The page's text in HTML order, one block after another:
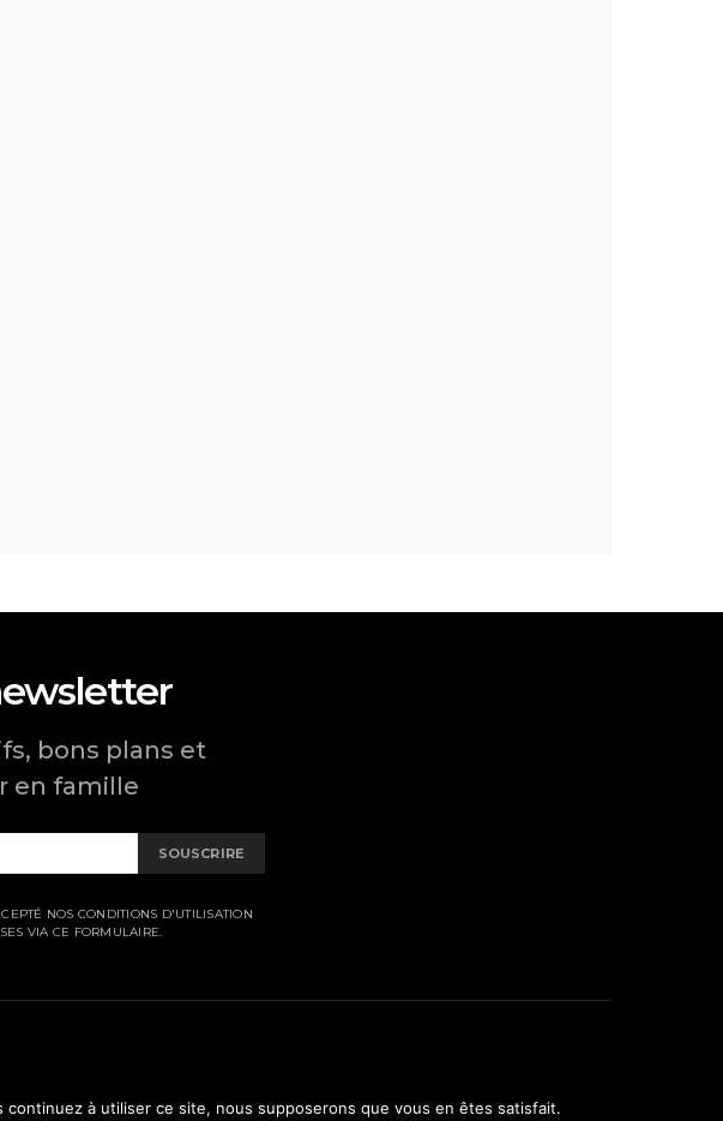
bons plans et
en famille
SOUSCRIRE
NOS CONDITIONS D'UTILISATION
VIA CE FORMULAIRE.
à utiliser ce site, nous supposerons que vous en êtes satisfait.